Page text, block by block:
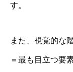
す。
また、視覚的な
＝最も目立つ要